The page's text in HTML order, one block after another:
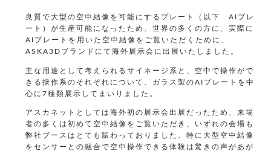
良質で大型の空中結像を可能にするプレート（以下 AIプレ
ート）が生産可能になったため、世界の多くの方に、実際に
AIプレートを用いた空中結像をご覧いただくために、
ASKA3Dブランドにて海外展示会に出展いたしました。
主な用途として考えられるサイネージ系と、空中で操作がで
きる操作系のそれぞれについて、ガラス製のAIプレートを中
心に7種類展示してまいりました。
アスカネットとしては海外初の展示会出展だったため、来場
者の多くは初めて空中結像をご覧いただき、いずれの会場も
弊社ブースはとても賑わっておりました。特に大型空中結像
をセンサーとの融合で空中操作できる体験は驚きの声があが